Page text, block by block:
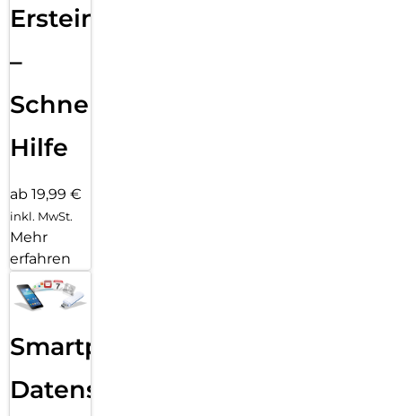
Ersteinrichtung
–
Schnelle
Hilfe
ab 19,99 €
inkl. MwSt.
Mehr
erfahren
Smartphone
Datensicherung